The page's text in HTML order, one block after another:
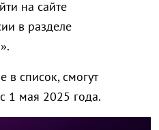
на сайте
в разделе
в список, смогут
1 мая 2025 года.